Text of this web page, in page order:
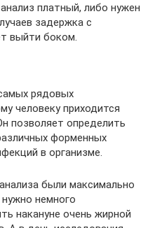
платный, либо нужен
задержка с
выйти боком.
рядовых
человеку приходится
позволяет определить
форменных
в организме.
были максимально
немного
накануне очень жирной